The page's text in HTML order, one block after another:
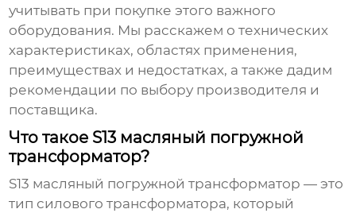
учитывать при покупке этого важного
оборудования. Мы расскажем о технических
характеристиках, областях применения,
преимуществах и недостатках, а также дадим
рекомендации по выбору производителя и
поставщика.
Что такое S13 масляный погружной
трансформатор?
S13 масляный погружной трансформатор — это
тип силового трансформатора, который